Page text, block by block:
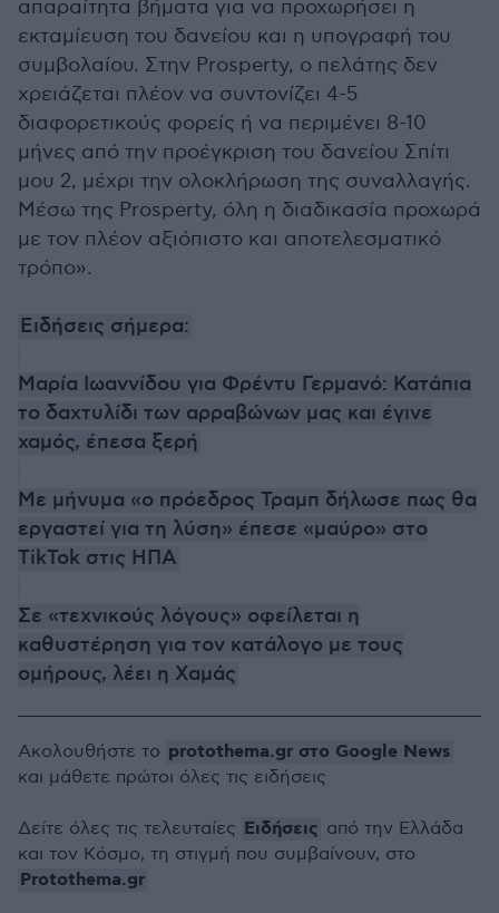
απαραίτητα βήματα για να προχωρήσει η
εκταμίευση του δανείου και η υπογραφή του
συμβολαίου. Στην Prosperty, ο πελάτης δεν
χρειάζεται πλέον να συντονίζει 4-5
διαφορετικούς φορείς ή να περιμένει 8-10
μήνες από την προέγκριση του δανείου Σπίτι
μου 2, μέχρι την ολοκλήρωση της συναλλαγής.
Μέσω της Prosperty, όλη η διαδικασία προχωρά
με τον πλέον αξιόπιστο και αποτελεσματικό
τρόπο».
Ειδήσεις σήμερα:
Μαρία Ιωαννίδου για Φρέντυ Γερμανό: Κατάπια
το δαχτυλίδι των αρραβώνων μας και έγινε
χαμός, έπεσα ξερή
Με μήνυμα «ο πρόεδρος Τραμπ δήλωσε πως θα
εργαστεί για τη λύση» έπεσε «μαύρο» στο
TikTok στις ΗΠΑ
Σε «τεχνικούς λόγους» οφείλεται η
καθυστέρηση για τον κατάλογο με τους
ομήρους, λέει η Χαμάς
Ακολουθήστε το protothema.gr στο Google News
και μάθετε πρώτοι όλες τις ειδήσεις
Δείτε όλες τις τελευταίες Ειδήσεις από την Ελλάδα
και τον Κόσμο, τη στιγμή που συμβαίνουν, στο
Protothema.gr